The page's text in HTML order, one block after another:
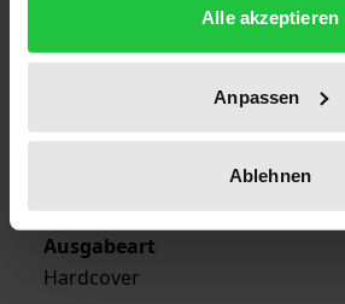
Alle akzeptieren
Anpassen
Ablehnen
Erscheinungsjahr
Ausgabeart
Hardcover